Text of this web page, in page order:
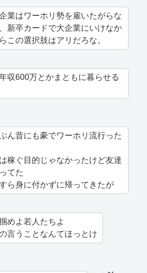
業はワーホリ勢を雇いたがらな
新卒カードで大企業にいけなか
この選択肢はアリだろな。
収600万とかまともに暮らせる
ん昔にも豪でワーホリ流行った
稼ぐ目的じゃなかったけど友達
てた
ら身に付かずに帰ってきたが
めよ若人たちよ
言うことなんてほっとけ